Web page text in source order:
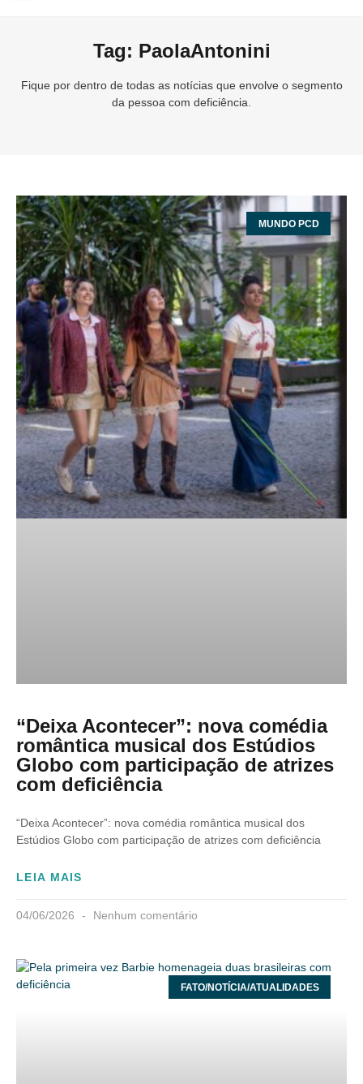
Tag: PaolaAntonini
Fique por dentro de todas as notícias que envolve o segmento
da pessoa com deficiência.
MUNDO PCD
“Deixa Acontecer”: nova comédia
romântica musical dos Estúdios
Globo com participação de atrizes
com deficiência
“Deixa Acontecer”: nova comédia romântica musical dos
Estúdios Globo com participação de atrizes com deficiência
LEIA MAIS
04/06/2026 Nenhum comentário
FATO/NOTÍCIA/ATUALIDADES